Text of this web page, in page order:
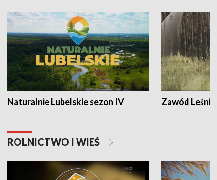
Naturalnie Lubelskie sezon IV Zawód Leśnik
ROLNICTWO I WIEŚ